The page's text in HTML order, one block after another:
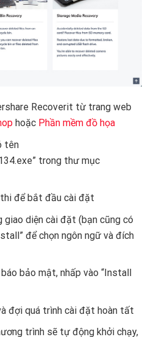
Recoverit từ trang web
hoặc Phần mềm đồ họa
tên
trong thư mục
để bắt đầu cài đặt
giao diện cài đặt (bạn cũng có
để chọn ngôn ngữ và đích
bảo mật, nhấp vào “Install
đợi quá trình cài đặt hoàn tất
trình sẽ tự động khởi chạy,